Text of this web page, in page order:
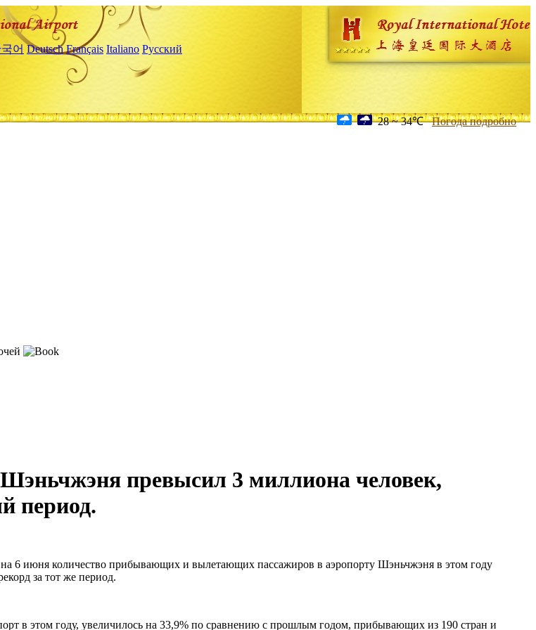
어 Deutsch Français Italiano Русский
28 ~ 34℃ Погода подробно
превысил 3 миллиона человек,
период.
6 июня количество прибывающих и вылетающих пассажиров в аэропорту Шэньчжэня в этом году
за тот же период.
в этом году, увеличилось на 33,9% по сравнению с прошлым годом, прибывающих из 190 стран и